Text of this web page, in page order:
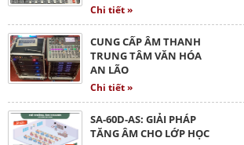
Chi tiết »
CUNG CẤP ÂM THANH
TRUNG TÂM VĂN HÓA
AN LÃO
Chi tiết »
SA-60D-AS: GIẢI PHÁP
TĂNG ÂM CHO LỚP HỌC